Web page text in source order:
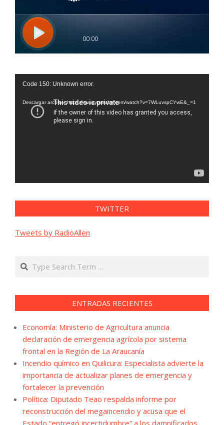
Reproductor
vídeo
Code 150: Unknown error.
Descargar archivo: https://www.youtube.com/watch?v=7WLuvspCYwE&_=1
TWITTER
Tweets by RadioAllen
Search
ENTRADAS RECIENTES
Economía: Ministerio de Agricultura anuncia
declaración de emergencia agrícola por sistema
frontal en la Región de La Araucanía
Incendio químico en Quilicura: Especialista advierte la
importancia de actualizar planes de emergencia y
fortalecer la prevención
Política: Diputado Teao respalda informe por
reconstrucción del megaincendio y acusa que el